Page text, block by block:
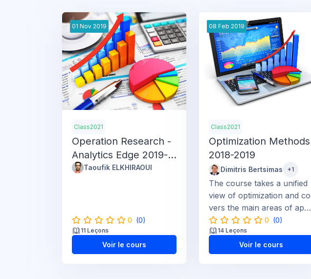
01 Nov 2019
Class2021
Operation Research -
Analytics Edge 2019-
2020Taoufik ELKHIRAOUI
0 (0)
11 Leçons
Voir le cours
08 Feb 2019
Class2021
Optimization Methods
2018-2019
Dimitris Bertsimas +1
The course takes a unified
view of optimization and co
vers the main areas of ap
p...
0 (0)
14 Leçons
Voir le cours